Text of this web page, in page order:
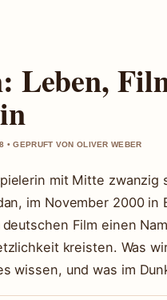
Leben,
• GEPRUFT VON OLIVER WEBER
mit Mitte
im November 2000
Film einen
kreisten. Was
wissen, und was im